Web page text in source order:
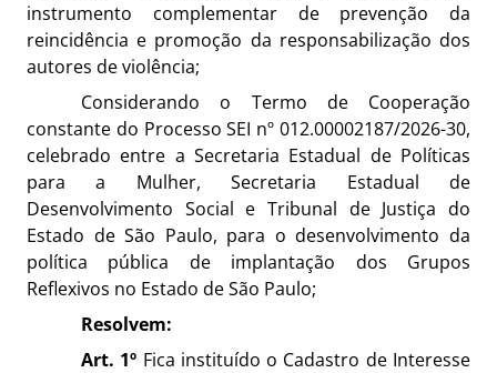
instrumento complementar de prevenção da
reincidência e promoção da responsabilização dos
autores de violência;
Considerando o Termo de Cooperação
constante do Processo SEI nº 012.00002187/2026-30,
celebrado entre a Secretaria Estadual de Políticas
para a Mulher, Secretaria Estadual de
Desenvolvimento Social e Tribunal de Justiça do
Estado de São Paulo, para o desenvolvimento da
política pública de implantação dos Grupos
Reflexivos no Estado de São Paulo;
Resolvem:
Art. 1º Fica instituído o Cadastro de Interesse